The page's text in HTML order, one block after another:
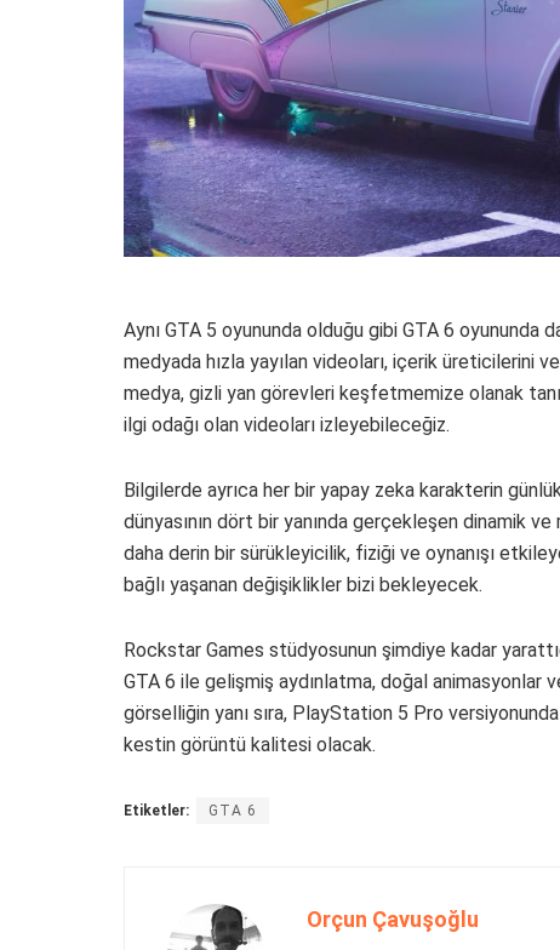
Aynı GTA 5 oyununda olduğu gibi GTA 6 oyununda
medyada hızla yayılan videoları, içerik üreticilerini
medya, gizli yan görevleri keşfetmemize olanak
ilgi odağı olan videoları izleyebileceğiz.
Bilgilerde ayrıca her bir yapay zeka karakterin
dünyasının dört bir yanında gerçekleşen dinamik
daha derin bir sürükleyicilik, fiziği ve oynanışı
bağlı yaşanan değişiklikler bizi bekleyecek.
Rockstar Games stüdyosunun şimdiye kadar
GTA 6 ile gelişmiş aydınlatma, doğal animasyonlar
görselliğin yanı sıra, PlayStation 5 Pro
kestin görüntü kalitesi olacak.
Etiketler: GTA 6
Orçun Çavuşoğlu